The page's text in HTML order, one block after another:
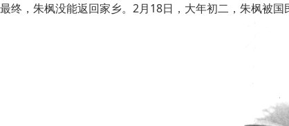
最终，朱枫没能返回家乡。2月18日，大年初二，朱枫被国